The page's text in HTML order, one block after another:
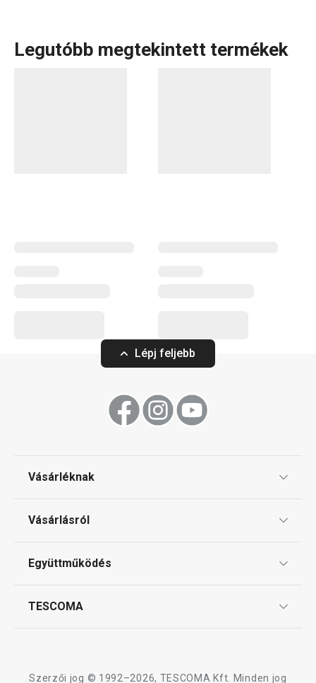
Legutóbb megtekintett termékek
Lépj feljebb
Vásárléknak
Gyakori kérdések
Vásárlásról
Reklamáció és termékvisszaküldés
Együttműködés
TESCOMA
Szerzői jog © 1992–2026, TESCOMA Kft. Minden jog